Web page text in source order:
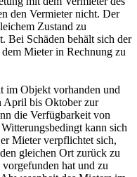
den Vermieter nicht. Der
Zustand zu
Bei Schäden behält sich der
Mieter in Rechnung zu
im Objekt vorhanden und
April bis Oktober zur
die Verfügbarkeit von
kann sich
Mieter verpflichtet sich,
gleichen Ort zurück zu
hat und zu